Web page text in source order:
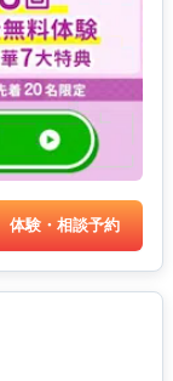
体験・相談予約